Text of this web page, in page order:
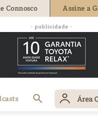
Connosco Assine a
- publicidade -
Área